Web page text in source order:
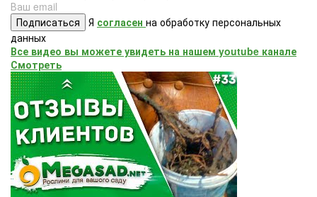
Подписаться Я согласен на обработку персональных
данных
Все видео вы можете увидеть на нашем youtube канале
Смотреть